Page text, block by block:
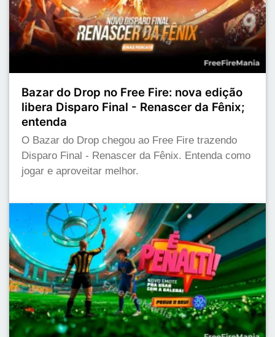
Bazar do Drop no Free Fire: nova edição
libera Disparo Final - Renascer da Fênix;
entenda
O Bazar do Drop chegou ao Free Fire trazendo
Disparo Final - Renascer da Fênix. Entenda como
jogar e aproveitar melhor.